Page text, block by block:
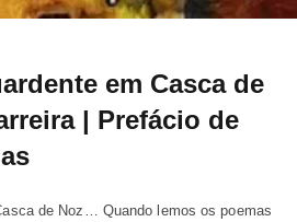
em Casca de
| Prefácio de
de Noz… Quando lemos os poemas